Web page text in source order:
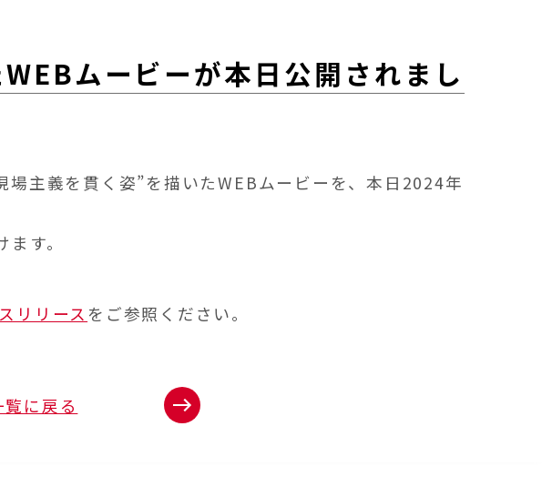
ムービーが本日公開されまし
主義を貫く姿”を描いたWEBムービーを、本日2024年
す。
リリース をご参照ください。
に戻る